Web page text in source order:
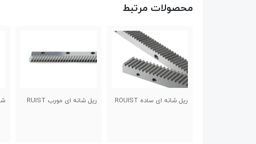
محصولات مرتبط
ریل شانه ای مورب RUIST شفت پایه دار